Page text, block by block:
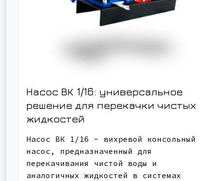
Насос ВК 1/16: универсальное
решение для перекачки чистых
жидкостей
Насос ВК 1/16 - вихревой консольный
насос, предназначенный для
перекачивания чистой воды и
аналогичных жидкостей в системах